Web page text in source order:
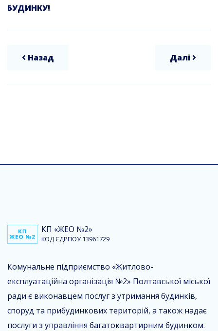
БУДИНКУ!
Назад Далі
КП «ЖЕО №2»
КОД ЄДРПОУ 13961729
Комунальне підприємство «Житлово-
експлуатаційна організація №2» Полтавської міської
ради є виконавцем послуг з утримання будинків,
споруд та прибудинкових територій, а також надає
послуги з управління багатоквартирним будинком.